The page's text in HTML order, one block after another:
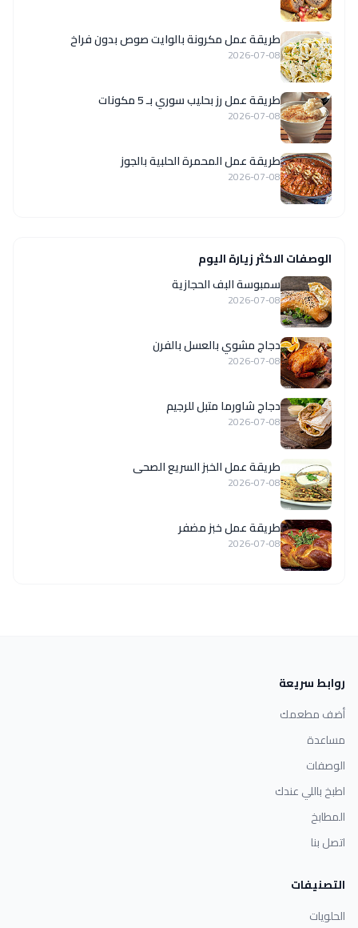
طريقة عمل مكرونة بالوايت صوص بدون فراخ
2026-07-08
طريقة عمل رز بحليب سوري بـ 5 مكونات
2026-07-08
طريقة عمل المحمرة الحلبية بالجوز
2026-07-08
الوصفات الاكثر زيارة اليوم
سمبوسة البف الحجازية
2026-07-08
دجاج مشوي بالعسل بالفرن
2026-07-08
دجاج شاورما متبل للرجيم
2026-07-08
طريقة عمل الخبز السريع الصحى
2026-07-08
طريقة عمل خبز مضفر
2026-07-08
روابط سريعة
أضف مطعمك
مساعدة
الوصفات
اطبخ باللي عندك
المطابخ
اتصل بنا
التصنيفات
الحلويات